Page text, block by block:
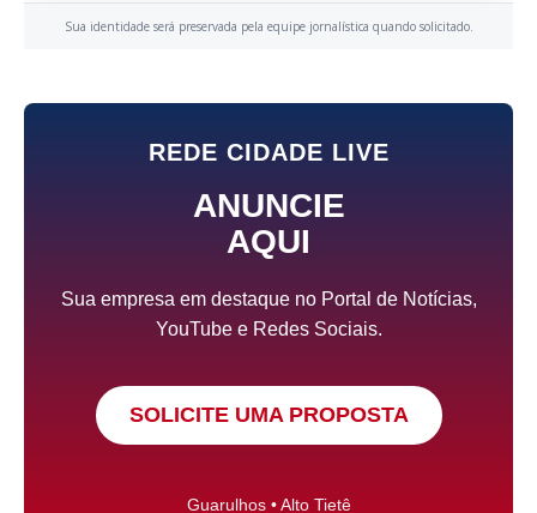
Sua identidade será preservada pela equipe jornalística quando solicitado.
REDE CIDADE LIVE
ANUNCIE
AQUI
Sua empresa em destaque no Portal de Notícias,
YouTube e Redes Sociais.
SOLICITE UMA PROPOSTA
Guarulhos • Alto Tietê